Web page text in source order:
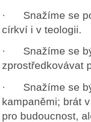
· Snažíme se
církví i v teologii.
· Snažíme se
zprostředkovávat
· Snažíme se
kampaněmi; brát
pro budoucnost,